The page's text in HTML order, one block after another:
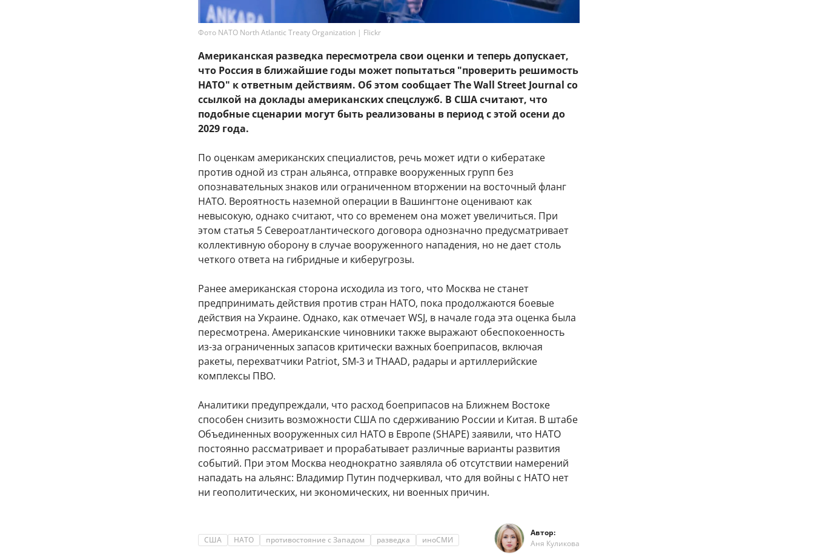
Фото NATO North Atlantic Treaty Organization | Flickr
Американская разведка пересмотрела свои оценки и теперь допускает,
что Россия в ближайшие годы может попытаться "проверить решимость
НАТО" к ответным действиям. Об этом сообщает The Wall Street Journal со
ссылкой на доклады американских спецслужб. В США считают, что
подобные сценарии могут быть реализованы в период с этой осени до
2029 года.
По оценкам американских специалистов, речь может идти о кибератаке
против одной из стран альянса, отправке вооруженных групп без
опознавательных знаков или ограниченном вторжении на восточный фланг
НАТО. Вероятность наземной операции в Вашингтоне оценивают как
невысокую, однако считают, что со временем она может увеличиться. При
этом статья 5 Североатлантического договора однозначно предусматривает
коллективную оборону в случае вооруженного нападения, но не дает столь
четкого ответа на гибридные и киберугрозы.
Ранее американская сторона исходила из того, что Москва не станет
предпринимать действия против стран НАТО, пока продолжаются боевые
действия на Украине. Однако, как отмечает WSJ, в начале года эта оценка была
пересмотрена. Американские чиновники также выражают обеспокоенность
из-за ограниченных запасов критически важных боеприпасов, включая
ракеты, перехватчики Patriot, SM-3 и THAAD, радары и артиллерийские
комплексы ПВО.
Аналитики предупреждали, что расход боеприпасов на Ближнем Востоке
способен снизить возможности США по сдерживанию России и Китая. В штабе
Объединенных вооруженных сил НАТО в Европе (SHAPE) заявили, что НАТО
постоянно рассматривает и прорабатывает различные варианты развития
событий. При этом Москва неоднократно заявляла об отсутствии намерений
нападать на альянс: Владимир Путин подчеркивал, что для войны с НАТО нет
ни геополитических, ни экономических, ни военных причин.
США НАТО противостояние с Западом разведка иноСМИ
Автор:
Аня Куликова